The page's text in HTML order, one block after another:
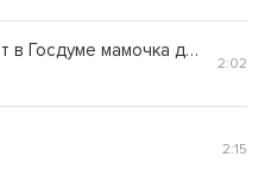
Папа депутат в Госдуме мамочка директор школы
2:02
2:15